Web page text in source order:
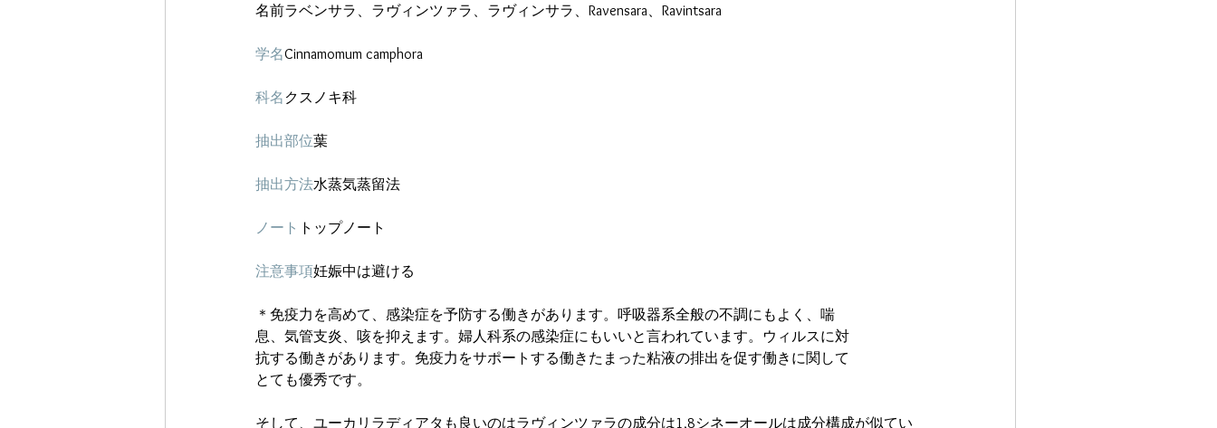
名前ラベンサラ、ラヴィンツァラ、ラヴィンサラ、Ravensara、Ravintsara
学名Cinnamomum camphora
科名 クスノキ科
抽出部位葉
抽出方法水蒸気蒸留法
ノート トップノート
注意事項妊娠中は避ける
＊免疫力を高めて、感染症を予防する働きがあります。呼吸器系全般の不調にもよく、喘
息、気管支炎、咳を抑えます。婦人科系の感染症にもいいと言われています。ウィルスに対
抗する働きがあります。免疫力をサポートする働きたまった粘液の排出を促す働きに関して
とても優秀です。
そして、ユーカリラディアタも良いのはラヴィンツァラの成分は1,8シネーオールは成分構成が似てい